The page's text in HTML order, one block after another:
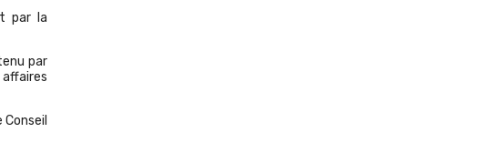
par la
par